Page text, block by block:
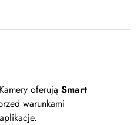
oferują Smart
warunkami